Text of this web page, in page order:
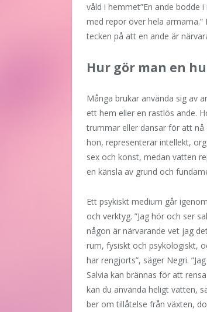
våld i hemmet”En ande bodde
med repor över hela
tecken på att en ande är
Hur gör man en
Många brukar använda sig av
ett hem eller en rastlös ande.
trummar eller dansar för att nå
hon, representerar intellekt,
sex och konst, medan vatten
en känsla av grund och
Ett psykiskt medium går
och verktyg. ”Jag hör och ser
någon är närvarande vet jag
rum, fysiskt och psykologiskt,
har rengjorts”, säger Negri.
Salvia kan brännas för att
kan du använda heligt vatten,
ber om tillåtelse från växten,